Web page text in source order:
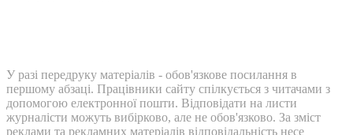
У разі передруку матеріалів - обов'язкове посилання в
першому абзаці. Працівники сайту спілкується з читачами з
допомогою електронної пошти. Відповідати на листи
журналісти можуть вибірково, але не обов'язково. За зміст
реклами та рекламних матеріалів відповідальність несе